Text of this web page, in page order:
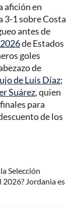
afición en
3-1 sobre Costa
antes de
de Estados
goles
de
de Luis Díaz;
Suárez, quien
para
de los
Selección
Jordania es